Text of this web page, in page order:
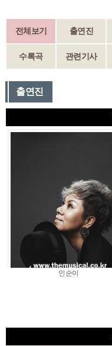
전체보기 출연진
수록곡 관련기사
출연진
인순이